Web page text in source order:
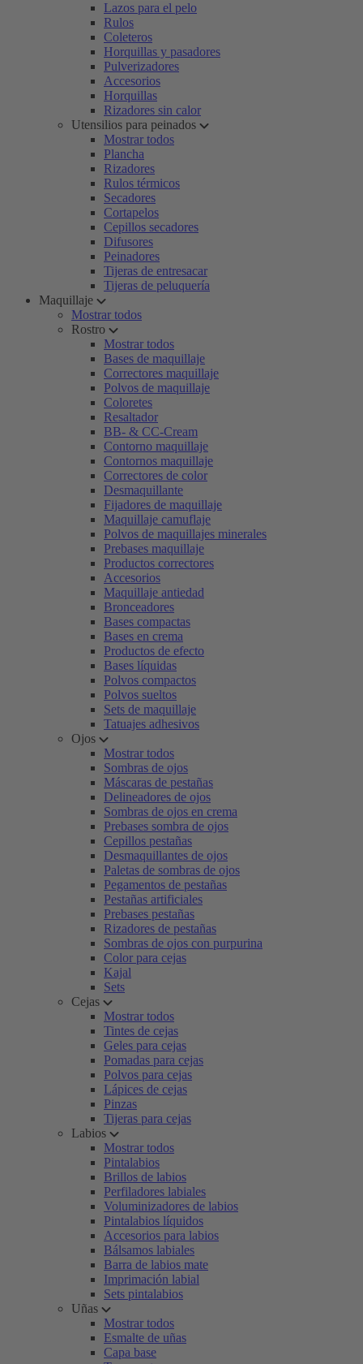
Lazos para el pelo
Rulos
Coleteros
Horquillas y pasadores
Pulverizadores
Accesorios
Horquillas
Rizadores sin calor
Utensilios para peinados
Mostrar todos
Plancha
Rizadores
Rulos térmicos
Secadores
Cortapelos
Cepillos secadores
Difusores
Peinadores
Tijeras de entresacar
Tijeras de peluquería
Maquillaje
Mostrar todos
Rostro
Mostrar todos
Bases de maquillaje
Correctores maquillaje
Polvos de maquillaje
Coloretes
Resaltador
BB- & CC-Cream
Contorno maquillaje
Contornos maquillaje
Correctores de color
Desmaquillante
Fijadores de maquillaje
Maquillaje camuflaje
Polvos de maquillajes minerales
Prebases maquillaje
Productos correctores
Accesorios
Maquillaje antiedad
Bronceadores
Bases compactas
Bases en crema
Productos de efecto
Bases líquidas
Polvos compactos
Polvos sueltos
Sets de maquillaje
Tatuajes adhesivos
Ojos
Mostrar todos
Sombras de ojos
Máscaras de pestañas
Delineadores de ojos
Sombras de ojos en crema
Prebases sombra de ojos
Cepillos pestañas
Desmaquillantes de ojos
Paletas de sombras de ojos
Pegamentos de pestañas
Pestañas artificiales
Prebases pestañas
Rizadores de pestañas
Sombras de ojos con purpurina
Color para cejas
Kajal
Sets
Cejas
Mostrar todos
Tintes de cejas
Geles para cejas
Pomadas para cejas
Polvos para cejas
Lápices de cejas
Pinzas
Tijeras para cejas
Labios
Mostrar todos
Pintalabios
Brillos de labios
Perfiladores labiales
Voluminizadores de labios
Pintalabios líquidos
Accesorios para labios
Bálsamos labiales
Barra de labios mate
Imprimación labial
Sets pintalabios
Uñas
Mostrar todos
Esmalte de uñas
Capa base